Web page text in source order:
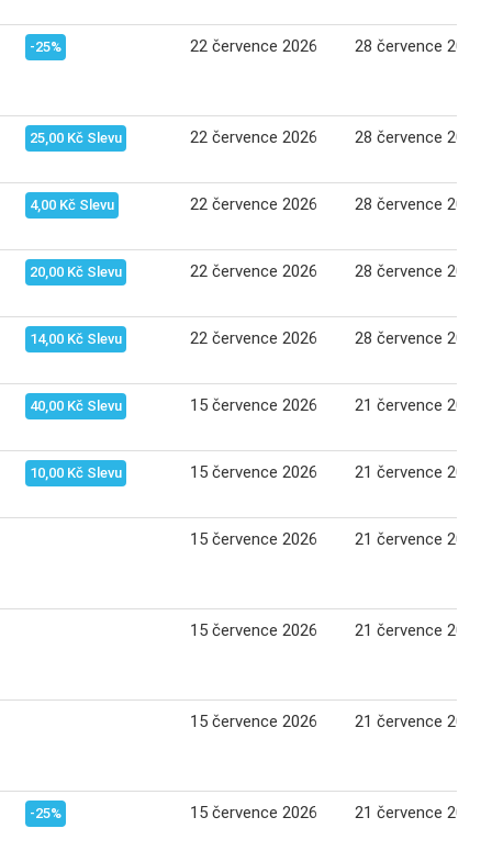
-25% 22 července 2026 28 července 2026
25,00 Kč Slevu 22 července 2026 28 července 2026
4,00 Kč Slevu 22 července 2026 28 července 2026
20,00 Kč Slevu 22 července 2026 28 července 2026
14,00 Kč Slevu 22 července 2026 28 července 2026
40,00 Kč Slevu 15 července 2026 21 července 2026
10,00 Kč Slevu 15 července 2026 21 července 2026
15 července 2026 21 července 2026
15 července 2026 21 července 2026
15 července 2026 21 července 2026
-25% 15 července 2026 21 července 2026